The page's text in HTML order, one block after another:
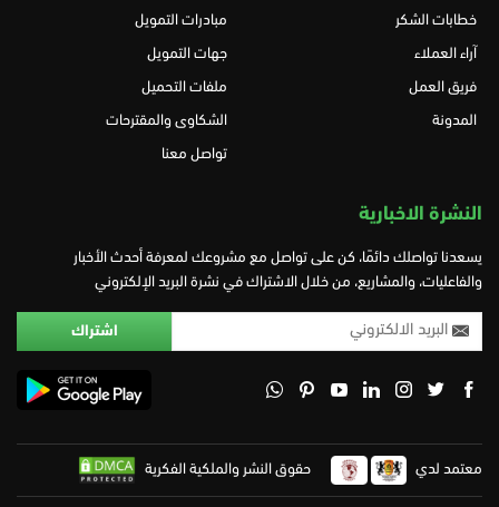
خطابات الشكر
آراء العملاء
فريق العمل
المدونة
مبادرات التمويل
جهات التمويل
ملفات التحميل
الشكاوى والمقترحات
تواصل معنا
النشرة الاخبارية
يسعدنا تواصلك دائمًا، كن على تواصل مع مشروعك لمعرفة أحدث الأخبار
والفاعليات، والمشاريع، من خلال الاشتراك في نشرة البريد الإلكتروني
معتمد لدي حقوق النشر والملكية الفكرية